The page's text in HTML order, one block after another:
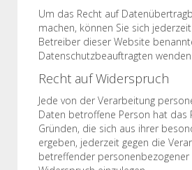
Um das Recht auf
machen, können Sie sich
Betreiber dieser Website
Datenschutzbeauftragten
Recht auf Widerspruch
Jede von der Verarbeitung
Daten betroffene Person hat das
Gründen, die sich aus ihrer
ergeben, jederzeit gegen die
betreffender personenbezogener